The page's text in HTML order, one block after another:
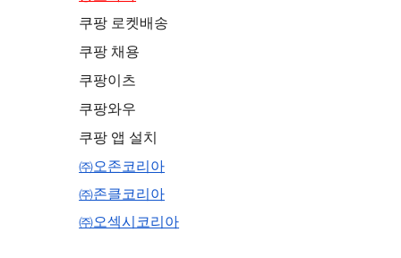
쿠팡 로켓배송
쿠팡 채용
쿠팡이츠
쿠팡와우
쿠팡 앱 설치
㈜오존코리아
㈜존클코리아
㈜오섹시코리아